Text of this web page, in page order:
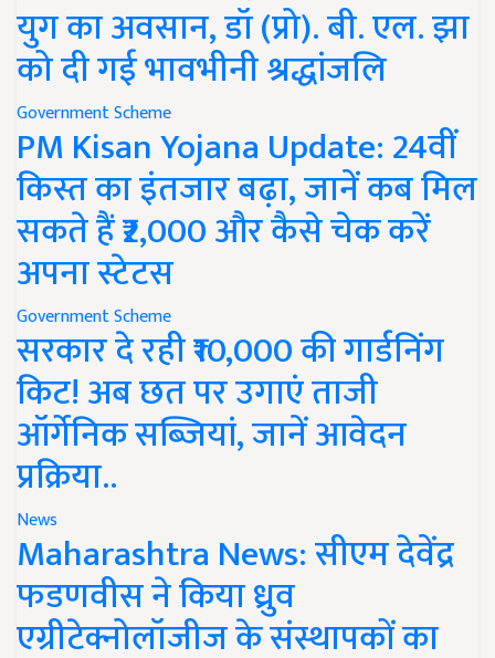
युग का अवसान, डॉ (प्रो). बी. एल. झा
को दी गई भावभीनी श्रद्धांजलि
Government Scheme
PM Kisan Yojana Update: 24वीं
किस्त का इंतजार बढ़ा, जानें कब मिल
सकते हैं ₹2,000 और कैसे चेक करें
अपना स्टेटस
Government Scheme
सरकार दे रही ₹10,000 की गार्डनिंग
किट! अब छत पर उगाएं ताजी
ऑर्गेनिक सब्जियां, जानें आवेदन
प्रक्रिया..
News
Maharashtra News: सीएम देवेंद्र
फडणवीस ने किया ध्रुव
एग्रीटेक्नोलॉजीज के संस्थापकों का